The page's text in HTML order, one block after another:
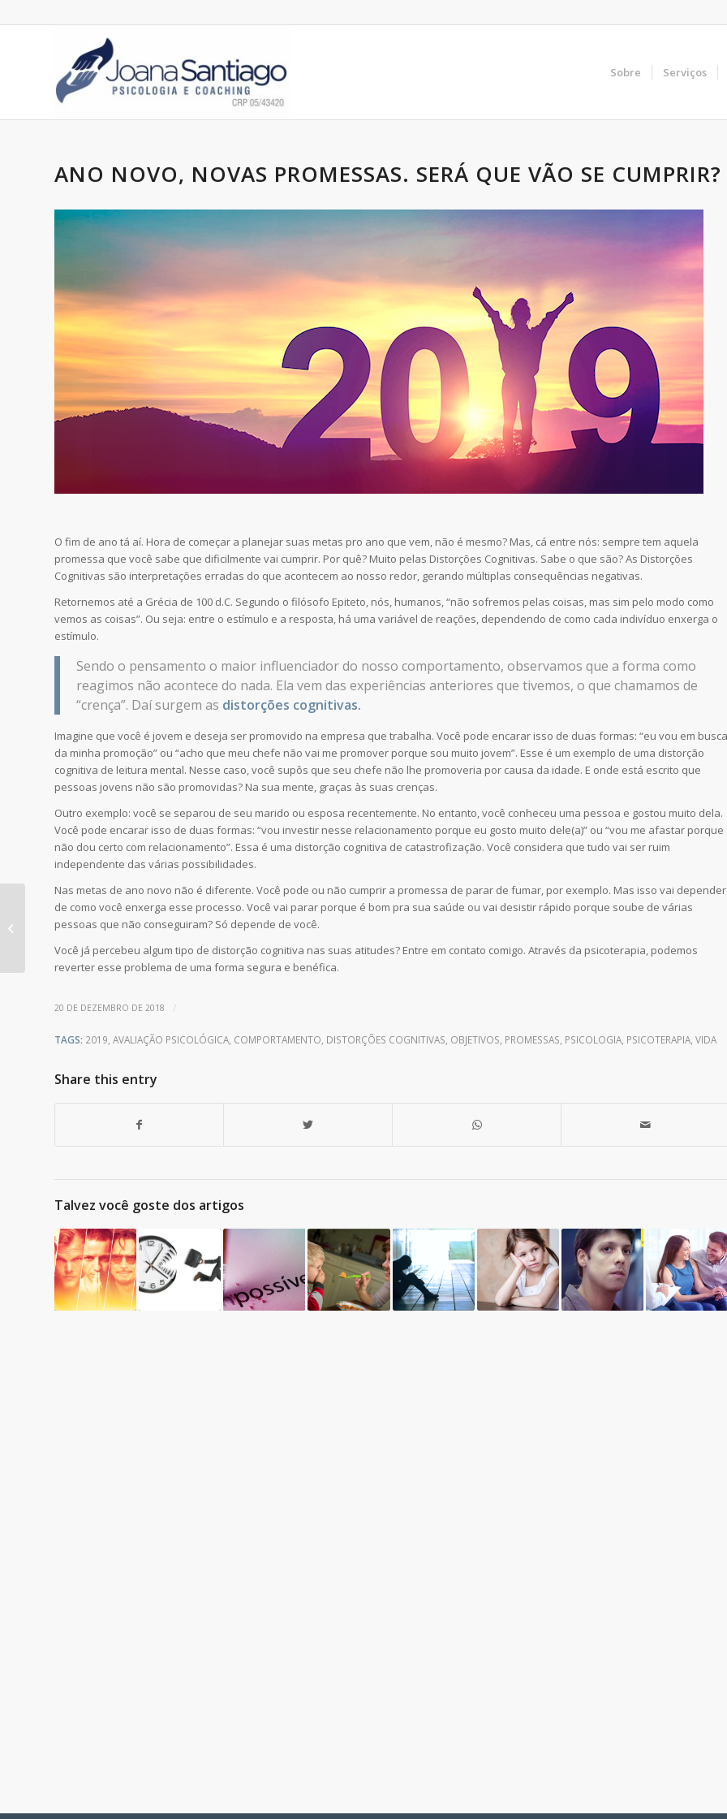
Sobre Serviços
ANO NOVO, NOVAS PROMESSAS. SERÁ QUE VÃO SE CUMPRIR?
O fim de ano tá aí. Hora de começar a planejar suas metas pro ano que vem, não é mesmo? Mas, cá entre nós: sempre tem aquela
promessa que você sabe que dificilmente vai cumprir. Por quê? Muito pelas Distorções Cognitivas. Sabe o que são? As Distorções
Cognitivas são interpretações erradas do que acontecem ao nosso redor, gerando múltiplas consequências negativas.
Retornemos até a Grécia de 100 d.C. Segundo o filósofo Epiteto, nós, humanos, “não sofremos pelas coisas, mas sim pelo modo como
vemos as coisas”. Ou seja: entre o estímulo e a resposta, há uma variável de reações, dependendo de como cada indivíduo enxerga o
estímulo.
Sendo o pensamento o maior influenciador do nosso comportamento, observamos que a forma como
reagimos não acontece do nada. Ela vem das experiências anteriores que tivemos, o que chamamos de
“crença”. Daí surgem as distorções cognitivas.
Imagine que você é jovem e deseja ser promovido na empresa que trabalha. Você pode encarar isso de duas formas: “eu vou em busca
da minha promoção” ou “acho que meu chefe não vai me promover porque sou muito jovem”. Esse é um exemplo de uma distorção
cognitiva de leitura mental. Nesse caso, você supôs que seu chefe não lhe promoveria por causa da idade. E onde está escrito que
pessoas jovens não são promovidas? Na sua mente, graças às suas crenças.
Outro exemplo: você se separou de seu marido ou esposa recentemente. No entanto, você conheceu uma pessoa e gostou muito dela.
Você pode encarar isso de duas formas: “vou investir nesse relacionamento porque eu gosto muito dele(a)” ou “vou me afastar porque
não dou certo com relacionamento”. Essa é uma distorção cognitiva de catastrofização. Você considera que tudo vai ser ruim
independente das várias possibilidades.
Nas metas de ano novo não é diferente. Você pode ou não cumprir a promessa de parar de fumar, por exemplo. Mas isso vai depender
de como você enxerga esse processo. Você vai parar porque é bom pra sua saúde ou vai desistir rápido porque soube de várias
pessoas que não conseguiram? Só depende de você.
Você já percebeu algum tipo de distorção cognitiva nas suas atitudes? Entre em contato comigo. Através da psicoterapia, podemos
reverter esse problema de uma forma segura e benéfica.
20 DE DEZEMBRO DE 2018 /
TAGS: 2019 AVALIAÇÃO PSICOLÓGICA COMPORTAMENTO DISTORÇÕES COGNITIVAS OBJETIVOS PROMESSAS PSICOLOGIA PSICOTERAPIA VIDA
Share this entry
Talvez você goste dos artigos
A psicoterapia no
combate à tristeza do
fim de ano